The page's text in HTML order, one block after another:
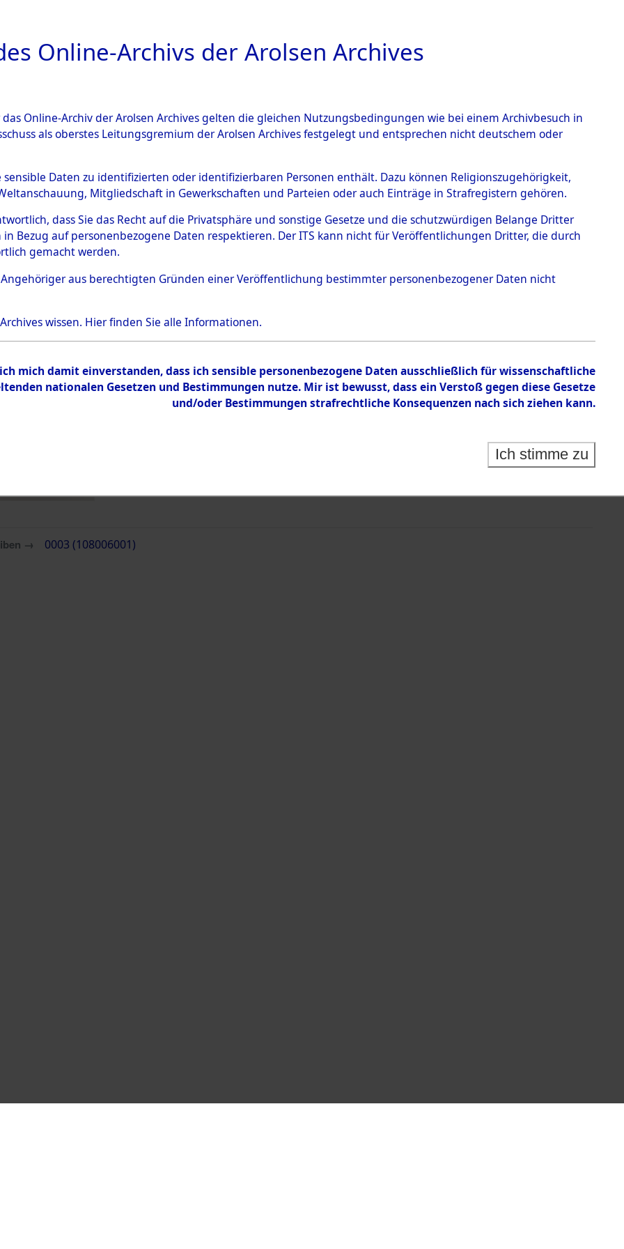
ARCHIVALE ÜBERSICHT BILD
0003 (108006001)
Person GORSKI, FRANCISZEK
Bestand
→ 0003 (108006001)
Online-Archivs der Arolsen Archives
Online-Archiv der Arolsen Archives gelten die gleichen Nutzungsbedingungen wie bei einem Archivbesuch in
als oberstes Leitungsgremium der Arolsen Archives festgelegt und entsprechen nicht deutschem oder
sensible Daten zu identifizierten oder identifizierbaren Personen enthält. Dazu können Religionszugehörigkeit,
Mitgliedschaft in Gewerkschaften und Parteien oder auch Einträge in Strafregistern gehören.
dass Sie das Recht auf die Privatsphäre und sonstige Gesetze und die schutzwürdigen Belange Dritter
Bezug auf personenbezogene Daten respektieren. Der ITS kann nicht für Veröffentlichungen Dritter, die durch
gemacht werden.
Angehöriger aus berechtigten Gründen einer Veröffentlichung bestimmter personenbezogener Daten nicht
wissen. Hierfinden Sie alle Informationen.
mich damit einverstanden, dass ich sensible personenbezogene Daten ausschließlich für wissenschaftliche
nationalen Gesetzen und Bestimmungen nutze. Mir ist bewusst, dass ein Verstoß gegen diese Gesetze
und/oder Bestimmungen strafrechtliche Konsequenzen nach sich ziehen kann.
Ich stimme zu